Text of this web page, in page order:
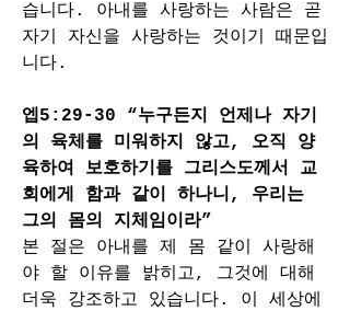
습니다. 아내를 사랑하는 사람은 곧
자기 자신을 사랑하는 것이기 때문입
니다.
엡5:29-30 “누구든지 언제나 자기
의 육체를 미워하지 않고, 오직 양
육하여 보호하기를 그리스도께서 교
회에게 함과 같이 하나니, 우리는
그의 몸의 지체임이라”
본 절은 아내를 제 몸 같이 사랑해
야 할 이유를 밝히고, 그것에 대해
더욱 강조하고 있습니다. 이 세상에